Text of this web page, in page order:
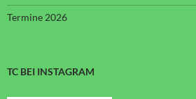
Termine 2026
TC BEI INSTAGRAM